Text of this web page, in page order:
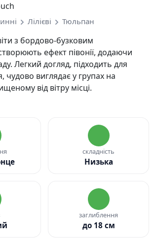
Лілієві Тюльпан
з бордово-бузковим
ефект півонії, додаючи
Легкий догляд, підходить для
чудово виглядає у групах на
від вітру місці.
складність
Низька
заглиблення
до 18 см